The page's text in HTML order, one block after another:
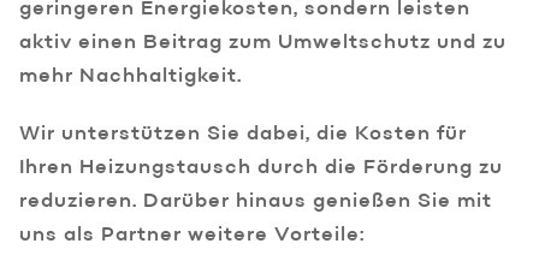
geringeren Energiekosten, sondern leisten
aktiv einen Beitrag zum Umweltschutz und zu
mehr Nachhaltigkeit.
Wir unterstützen Sie dabei, die Kosten für
Ihren Heizungstausch durch die Förderung zu
reduzieren. Darüber hinaus genießen Sie mit
uns als Partner weitere Vorteile: